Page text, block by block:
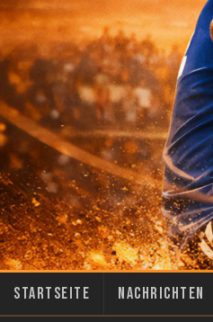
Startseite Nachrichten